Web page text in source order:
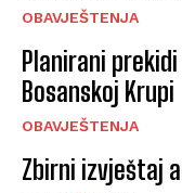
OBAVJEŠTENJA
Planirani
Bosanskoj Krupi
OBAVJEŠTENJA
Zbirni izvještaj